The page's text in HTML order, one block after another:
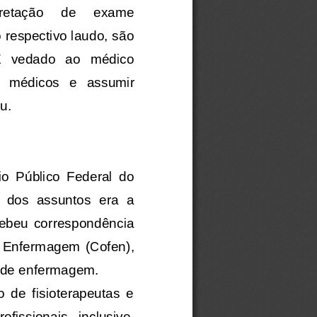
de     exame
respectivo laudo, são
vedado   ao   médico
médicos
e   assumir
Público  Federal do
dos  assuntos era
a
correspondência
(Cofen)
enfermagem.
de  fisioterapeutas  e